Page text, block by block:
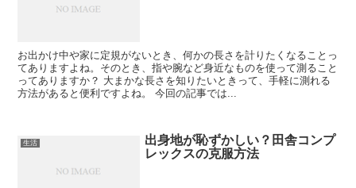
お出かけ中や家に定規がないとき、何かの長さを計りたくなることっ
てありますよね。そのとき、指や腕など身近なものを使って測ること
ってありますか？ 大まかな長さを知りたいときって、手軽に測れる
方法があると便利ですよね。 今回の記事では...
生活
出身地が恥ずかしい？田舎コンプ
レックスの克服方法